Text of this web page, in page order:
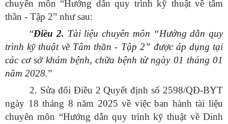
chuyên môn “Hướng dẫn quy trình kỹ thuật về tâm
thần - Tập 2” như sau:
“Điều 2. Tài liệu chuyên môn “Hướng dẫn quy
trình kỹ thuật về Tâm thần - Tập 2” được áp dụng tại
các cơ sở khám bệnh, chữa bệnh từ ngày 01 tháng 01
năm 2028.”
2. Sửa đổi Điều 2 Quyết định số 2598/QĐ-BYT
ngày 18 tháng 8 năm 2025 về việc ban hành tài liệu
chuyên môn “Hướng dẫn quy trình kỹ thuật về Dinh